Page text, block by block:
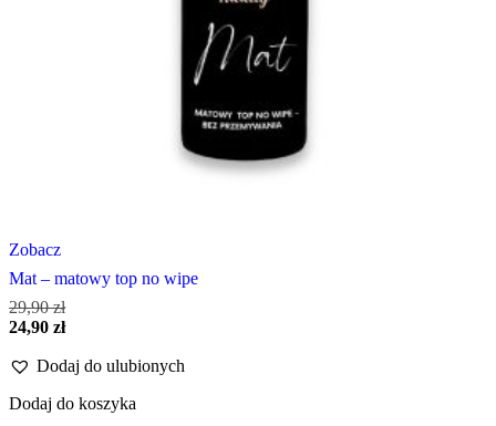
Zobacz
Mat – matowy top no wipe
29,90zł
Pierwotna
wynosiła:
24,90 złAktualna
wynosi:
Dodaj do ulubionych
Dodaj do koszyka